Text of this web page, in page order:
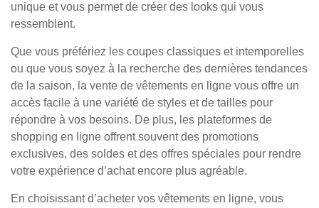
unique et vous permet de créer des looks qui vous
ressemblent.
Que vous préfériez les coupes classiques et intemporelles
ou que vous soyez à la recherche des dernières tendances
de la saison, la vente de vêtements en ligne vous offre un
accès facile à une variété de styles et de tailles pour
répondre à vos besoins. De plus, les plateformes de
shopping en ligne offrent souvent des promotions
exclusives, des soldes et des offres spéciales pour rendre
votre expérience d’achat encore plus agréable.
En choisissant d’acheter vos vêtements en ligne, vous